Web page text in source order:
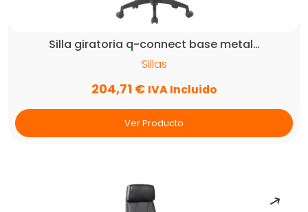
Silla giratoria q-connect base metal…
Sillas
204,71 € IVA Incluido
Ver Producto